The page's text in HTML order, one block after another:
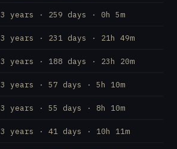
3 years · 259 days · 0h 5m
3 years · 231 days · 21h 49m
3 years · 188 days · 23h 20m
3 years · 57 days · 5h 10m
3 years · 55 days · 8h 10m
3 years · 41 days · 10h 11m